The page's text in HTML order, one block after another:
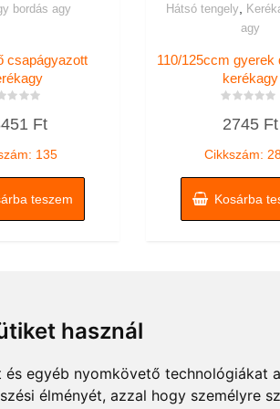
használ
egyéb nyomkövető technológiákat
élményét, azzal hogy személyre
bordás agy
csapágyazott
Ft
135
teszem
Hátsó tengely
agy
110/125ccm gyerek
kerékagy
0
2745 Ft
Cikkszám:
Kosárba